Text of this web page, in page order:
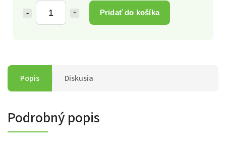
Pridať do košíka
Popis Diskusia
Podrobný popis